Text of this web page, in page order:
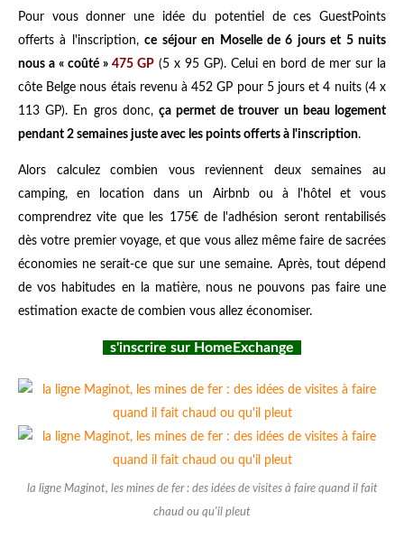
Pour vous donner une idée du potentiel de ces GuestPoints
offerts à l'inscription,ce séjour en Moselle de 6 jours et 5 nuits
nous a « coûté » 475 GP (5 x 95 GP). Celui en bord de mer sur la
côte Belge nous étais revenu à 452 GP pour 5 jours et 4 nuits (4 x
113 GP). En gros donc, ça permet de trouver un beau logement
pendant 2 semaines juste avec les points offerts à l'inscription.
Alors calculez combien vous reviennent deux semaines au
camping, en location dans un Airbnb ou à l'hôtel et vous
comprendrez vite que les 175€ de l'adhésion seront rentabilisés
dès votre premier voyage, et que vous allez même faire de sacrées
économies ne serait-ce que sur une semaine. Après, tout dépend
de vos habitudes en la matière, nous ne pouvons pas faire une
estimation exacte de combien vous allez économiser.
s'inscrire sur HomeExchange
la ligne Maginot, les mines de fer : des idées de visites à faire quand il fait
chaud ou qu'il pleut